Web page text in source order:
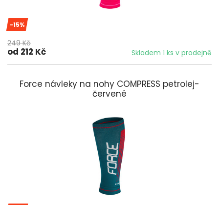
-15%
249 Kč
od 212 Kč Skladem 1 ks v prodejně
Force návleky na nohy COMPRESS petrolej-
červené